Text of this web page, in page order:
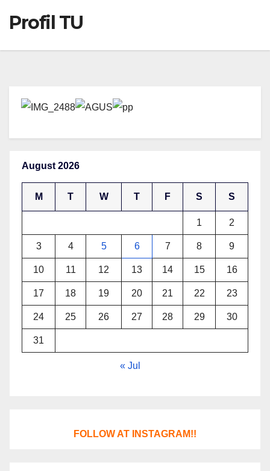
Profil TU
August 2026
M T W T F S S
1 2
3 4 5 6 7 8 9
10 11 12 13 14 15 16
17 18 19 20 21 22 23
24 25 26 27 28 29 30
31
« Jul
FOLLOW AT INSTAGRAM!!